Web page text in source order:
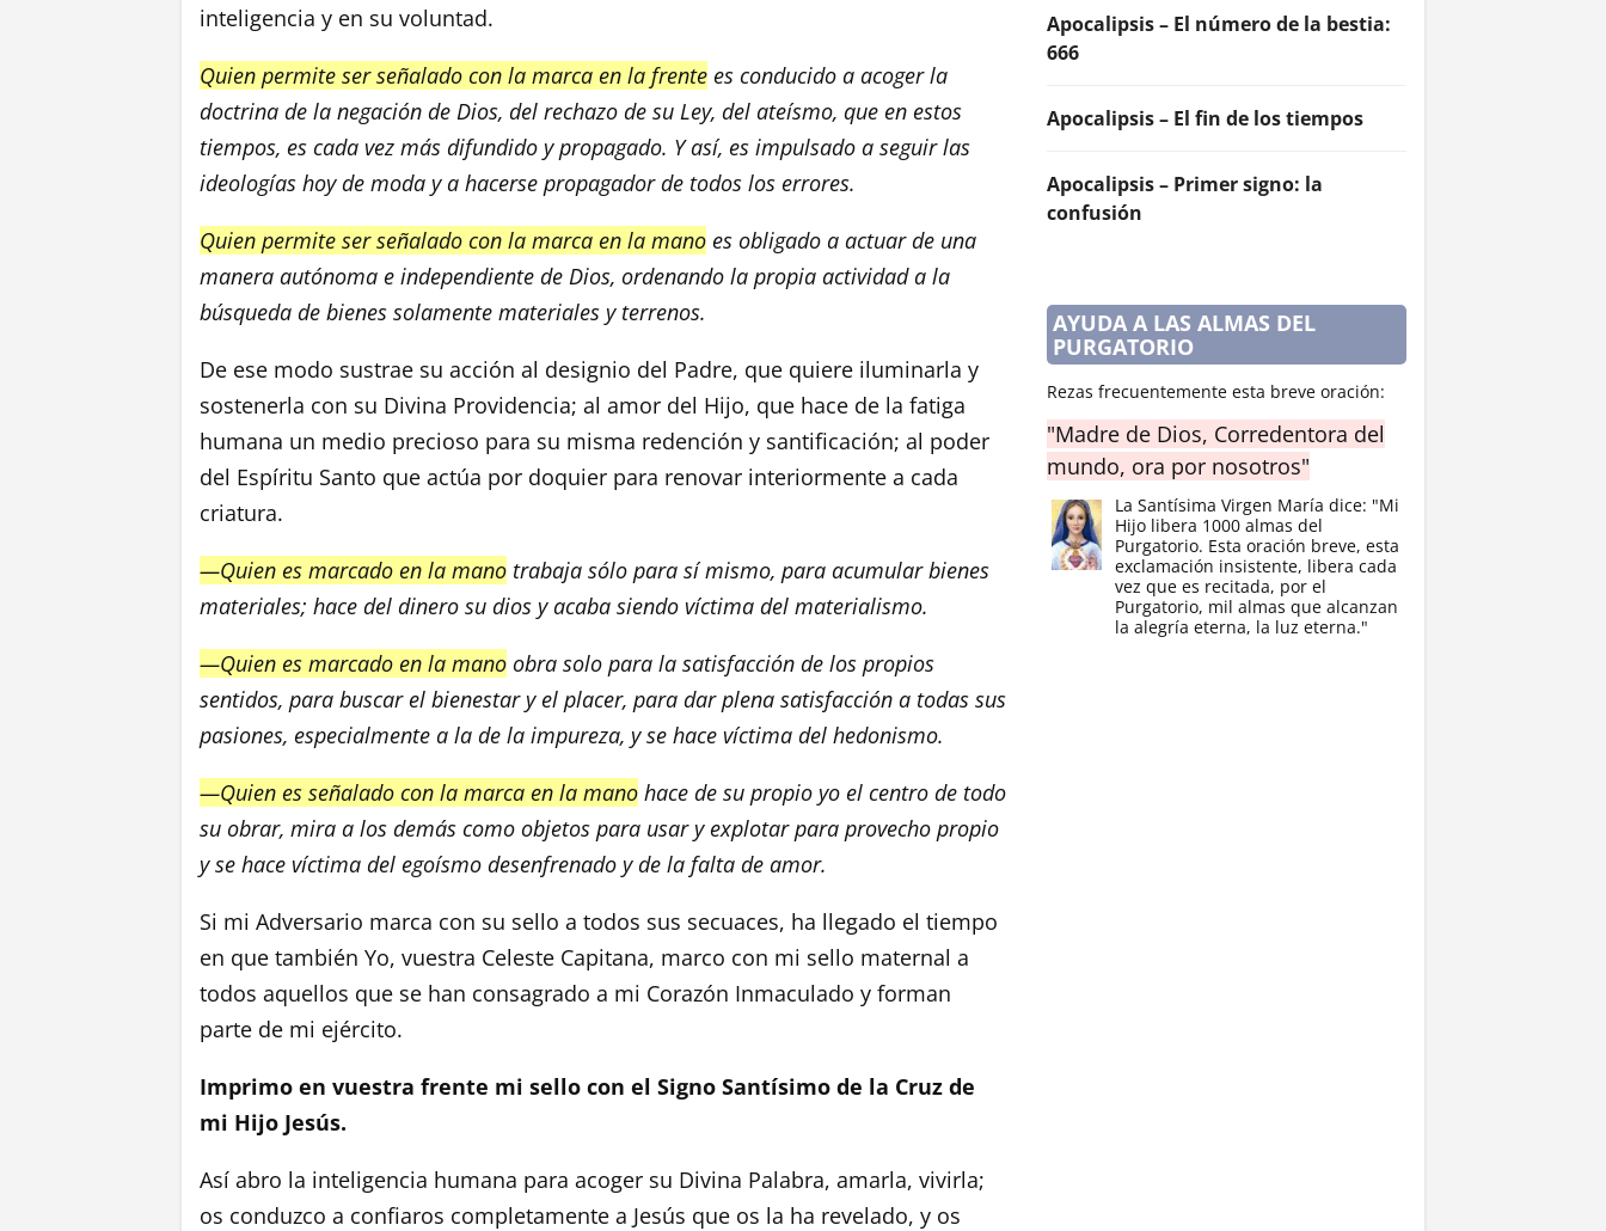
inteligencia y en su voluntad.
Quien permite ser señalado con la marca en la frente es conducido a acoger la
doctrina de la negación de Dios, del rechazo de su Ley, del ateísmo, que en estos
tiempos, es cada vez más difundido y propagado. Y así, es impulsado a seguir las
ideologías hoy de moda y a hacerse propagador de todos los errores.
Quien permite ser señalado con la marca en la mano es obligado a actuar de una
manera autónoma e independiente de Dios, ordenando la propia actividad a la
búsqueda de bienes solamente materiales y terrenos.
De ese modo sustrae su acción al designio del Padre, que quiere iluminarla y
sostenerla con su Divina Providencia; al amor del Hijo, que hace de la fatiga
humana un medio precioso para su misma redención y santificación; al poder
del Espíritu Santo que actúa por doquier para renovar interiormente a cada
criatura.
—Quien es marcado en la mano trabaja sólo para sí mismo, para acumular bienes
materiales; hace del dinero su dios y acaba siendo víctima del materialismo.
—Quien es marcado en la mano obra solo para la satisfacción de los propios
sentidos, para buscar el bienestar y el placer, para dar plena satisfacción a todas sus
pasiones, especialmente a la de la impureza, y se hace víctima del hedonismo.
—Quien es señalado con la marca en la mano hace de su propio yo el centro de todo
su obrar, mira a los demás como objetos para usar y explotar para provecho propio
y se hace víctima del egoísmo desenfrenado y de la falta de amor.
Si mi Adversario marca con su sello a todos sus secuaces, ha llegado el tiempo
en que también Yo, vuestra Celeste Capitana, marco con mi sello maternal a
todos aquellos que se han consagrado a mi Corazón Inmaculado y forman
parte de mi ejército.
Imprimo en vuestra frente mi sello con el Signo Santísimo de la Cruz de
mi Hijo Jesús.
Así abro la inteligencia humana para acoger su Divina Palabra, amarla, vivirla;
os conduzco a confiaros completamente a Jesús que os la ha revelado, y os
Apocalipsis – El número de la bestia:
666
Apocalipsis – El fin de los tiempos
Apocalipsis – Primer signo: la
confusión
AYUDA A LAS ALMAS DEL
PURGATORIO
Rezas frecuentemente esta breve oración:
"Madre de Dios, Corredentora del
mundo, ora por nosotros"
La Santísima Virgen María dice: "Mi
Hijo libera 1000 almas del
Purgatorio. Esta oración breve, esta
exclamación insistente, libera cada
vez que es recitada, por el
Purgatorio, mil almas que alcanzan
la alegría eterna, la luz eterna."